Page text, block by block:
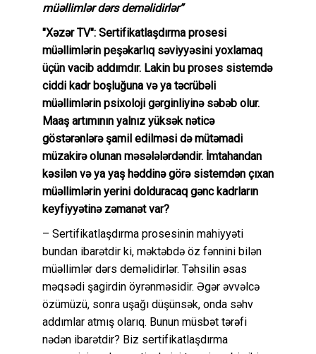
müəllimlər dərs deməlidirlər”
"Xəzər TV": Sertifikatlaşdırma prosesi
müəllimlərin peşəkarlıq səviyyəsini yoxlamaq
üçün vacib addımdır. Lakin bu proses sistemdə
ciddi kadr boşluğuna və ya təcrübəli
müəllimlərin psixoloji gərginliyinə səbəb olur.
Maaş artımının yalnız yüksək nəticə
göstərənlərə şamil edilməsi də mütəmadi
müzakirə olunan məsələlərdəndir. İmtahandan
kəsilən və ya yaş həddinə görə sistemdən çıxan
müəllimlərin yerini dolduracaq gənc kadrların
keyfiyyətinə zəmanət var?
– Sertifikatlaşdırma prosesinin mahiyyəti
bundan ibarətdir ki, məktəbdə öz fənnini bilən
müəllimlər dərs deməlidirlər. Təhsilin əsas
məqsədi şagirdin öyrənməsidir. Əgər əvvəlcə
özümüzü, sonra uşağı düşünsək, onda səhv
addımlar atmış olarıq. Bunun müsbət tərəfi
nədən ibarətdir? Biz sertifikatlaşdırma